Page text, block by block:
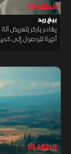
الحلقة 19
بيغ ريد
يغامر باركر بتعريض
أخيرة للوصول إلى
الحلقة 18